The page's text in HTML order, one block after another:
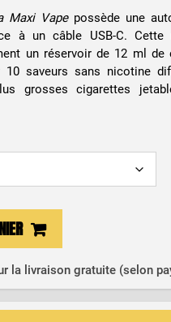
Maxi Vapepossède une
à un câble USB-C. Cette
un réservoir de 12 ml de
10 saveurs sans nicotine
grosses cigarettes
la livraison gratuite (selon